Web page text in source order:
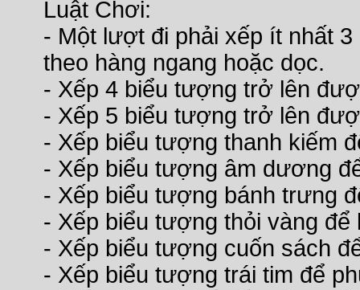
Luật Chơi:
- Một lượt đi phải xếp ít nhất
theo hàng ngang hoặc dọc.
- Xếp 4 biểu tượng trở lên
- Xếp 5 biểu tượng trở lên
- Xếp biểu tượng thanh kiếm
- Xếp biểu tượng âm dương
- Xếp biểu tượng bánh trưng
- Xếp biểu tượng thỏi vàng để
- Xếp biểu tượng cuốn sách
- Xếp biểu tượng trái tim để